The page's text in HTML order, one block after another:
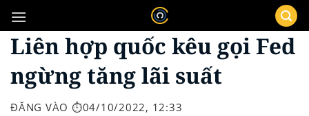
qua
nội
Liên hợp quốc kêu gọi Fed
ngừng tăng lãi suất
ĐĂNG VÀO ⏱️04/10/2022, 12:33